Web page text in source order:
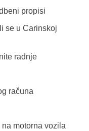
propisi
se u Carinskoj
radnje
računa
motorna vozila